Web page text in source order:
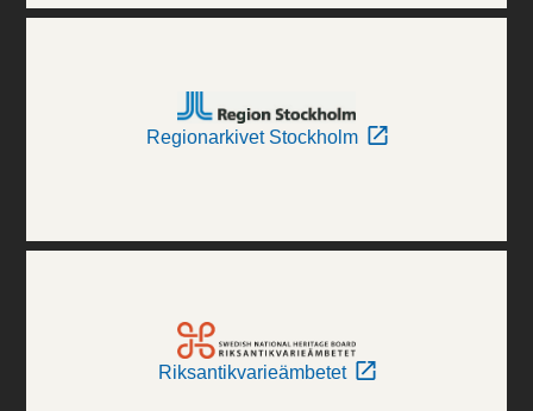
Regionarkivet Stockholm
Riksantikvarieämbetet